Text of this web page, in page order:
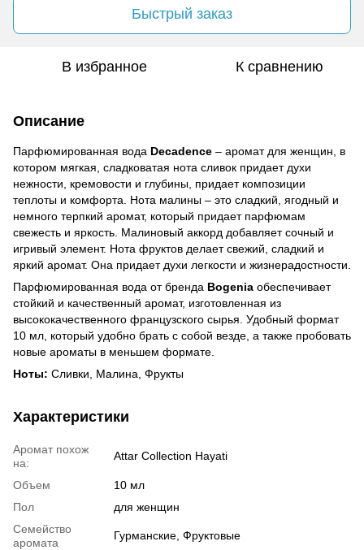
Быстрый заказ
В избранное К сравнению
Описание
Парфюмированная вода Decadence – аромат для женщин, в
котором мягкая, сладковатая нота сливок придает духи
нежности, кремовости и глубины, придает композиции
теплоты и комфорта. Нота малины – это сладкий, ягодный и
немного терпкий аромат, который придает парфюмам
свежесть и яркость. Малиновый аккорд добавляет сочный и
игривый элемент. Нота фруктов делает свежий, сладкий и
яркий аромат. Она придает духи легкости и жизнерадостности.
Парфюмированная вода от бренда Bogenia обеспечивает
стойкий и качественный аромат, изготовленная из
высококачественного французского сырья. Удобный формат
10 мл, который удобно брать с собой везде, а также пробовать
новые ароматы в меньшем формате.
Ноты: Сливки, Малина, Фрукты
Характеристики
Аромат похож
на:
Attar Collection Hayati
Объем
10 мл
Пол
для женщин
Семейство
аромата
Гурманские, Фруктовые